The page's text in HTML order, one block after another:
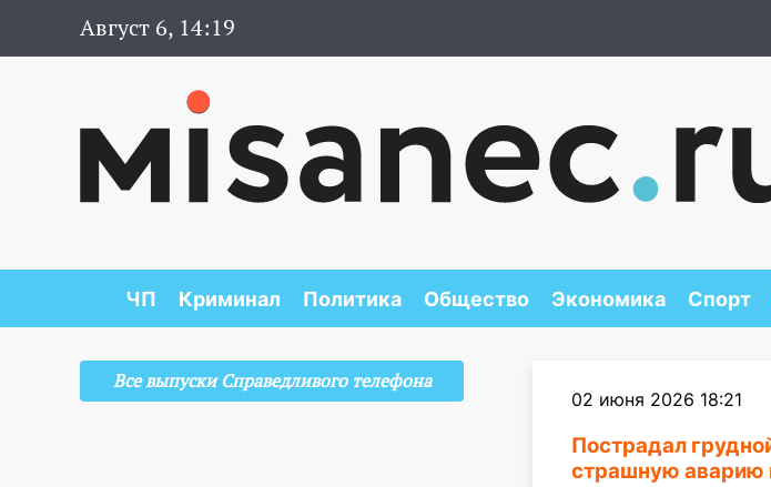
Август 6, 14:19
ЧП Криминал Политика Общество Экономика Спорт
02 июня 2026 18:21
Пострадал
страшную аварию
Все выпуски Справедливого телефона